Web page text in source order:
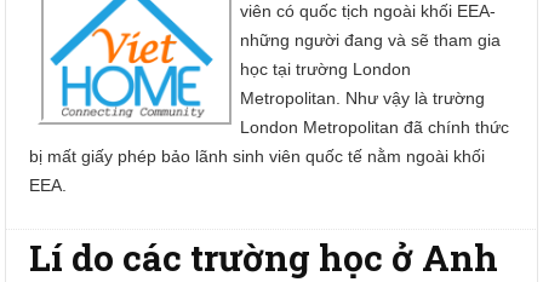
viên có quốc tịch ngoài khối EEA-
những người đang và sẽ tham gia
học tại trường London
Metropolitan. Như vậy là trường
London Metropolitan đã chính thức
bị mất giấy phép bảo lãnh sinh viên quốc tế nằm ngoài khối
EEA.
Lí do các trường học ở Anh